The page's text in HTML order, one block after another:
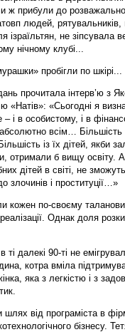
ж прибули до
людей, рятувальників,
не зіпсувала
нічному клубі...
пробігли по шкірі...
прочитала інтерв’ю з
«Натів»: «Сьогодні я
і в особистому, і в
всім… Більшість
із їх дітей, якби
отримали б вищу освіту.
дітей в світі, не
злочинів і проституції…»
кожен по-своєму
Однак доля
далекі 90-ті не
котра вміла
яка з легкістю і з
від програміста в
бізнесу.